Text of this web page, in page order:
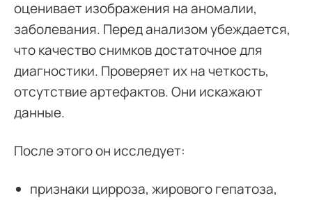
оценивает изображения на аномалии,
заболевания. Перед анализом убеждается,
что качество снимков достаточное для
диагностики. Проверяет их на четкость,
отсутствие артефактов. Они искажают
данные.
После этого он исследует:
признаки цирроза, жирового гепатоза,